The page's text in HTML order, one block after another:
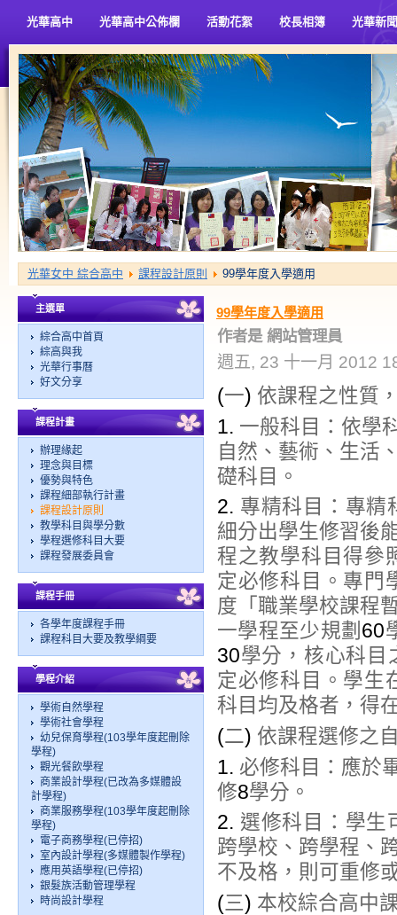
光華高中 光華高中公佈欄 活動花絮 校長相簿 光華新
光華女中 綜合高中 課程設計原則 99學年度入學適用
主選單
綜合高中首頁
綜高與我
光華行事曆
好文分享
課程計畫
辦理緣起
理念與目標
優勢與特色
課程細部執行計畫
課程設計原則
教學科目與學分數
學程選修科目大要
課程發展委員會
課程手冊
各學年度課程手冊
課程科目大要及教學綱要
學程介紹
學術自然學程
學術社會學程
幼兒保育學程(103學年度起刪除
學程)
觀光餐飲學程
商業設計學程(已改為多媒體設
計學程)
商業服務學程(103學年度起刪除
學程)
電子商務學程(已停招)
室內設計學程(多媒體製作學程)
應用英語學程(已停招)
銀髮族活動管理學程
時尚設計學程
99學年度入學適用
作者是 網站管理員
週五, 23 十一月 2012
(一) 依課程之性質
1. 一般科目：依學
自然、藝術、生活
礎科目。
2. 專精科目：專精
細分出學生修習後
程之教學科目得參
定必修科目。專門
度「職業學校課程
一學程至少規劃 60
30學分，核心科目
定必修科目。學生
科目均及格者，得
(二) 依課程選修之
1. 必修科目：應於
修8學分。
2. 選修科目：學生
跨學校、跨學程、
不及格，則可重修
(三) 本校綜合高中